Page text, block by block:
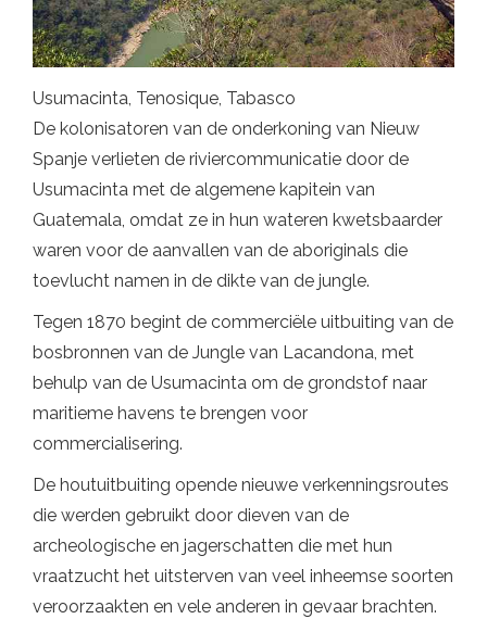
Usumacinta, Tenosique, Tabasco
De kolonisatoren van de onderkoning van Nieuw
Spanje verlieten de riviercommunicatie door de
Usumacinta met de algemene kapitein van
Guatemala, omdat ze in hun wateren kwetsbaarder
waren voor de aanvallen van de aboriginals die
toevlucht namen in de dikte van de jungle.
Tegen 1870 begint de commerciële uitbuiting van de
bosbronnen van de Jungle van Lacandona, met
behulp van de Usumacinta om de grondstof naar
maritieme havens te brengen voor
commercialisering.
De houtuitbuiting opende nieuwe verkenningsroutes
die werden gebruikt door dieven van de
archeologische en jagerschatten die met hun
vraatzucht het uitsterven van veel inheemse soorten
veroorzaakten en vele anderen in gevaar brachten.